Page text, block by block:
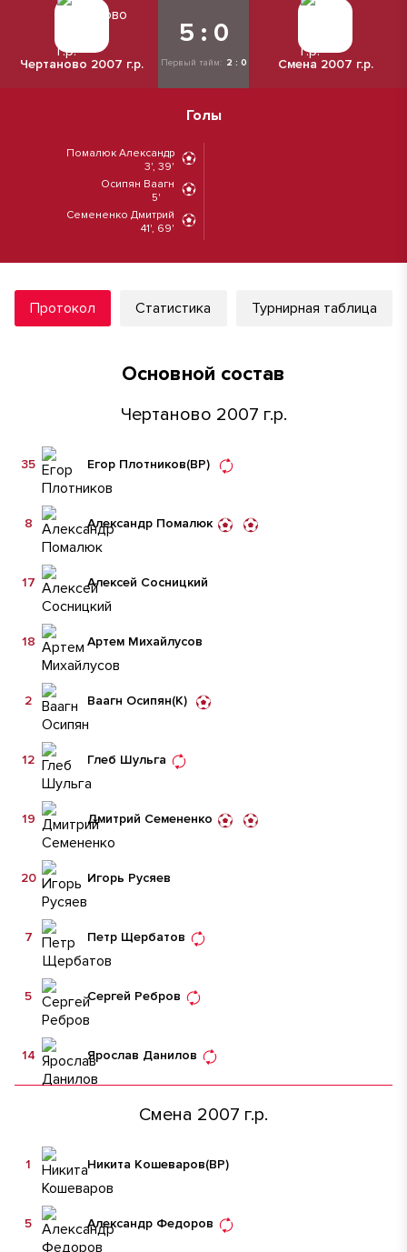
Чертаново 2007 г.р.
5 : 0
Первый тайм: 2 : 0 Смена 2007 г.р.
Голы
Помалюк Александр
3', 39'
Осипян Ваагн
5'
Семененко Дмитрий
41', 69'
Протокол Статистика Турнирная таблица
Основной состав
Чертаново 2007 г.р.
Егор Плотников(ВР)
35
Александр Помалюк
8
Алексей Сосницкий
17
Артем Михайлусов
18
Ваагн Осипян(К)
2
Глеб Шульга
12
Дмитрий Семененко
19
Игорь Русяев
20
Петр Щербатов
7
Сергей Ребров
5
Ярослав Данилов
14
Смена 2007 г.р.
Никита Кошеваров(ВР)
1
Александр Федоров
5